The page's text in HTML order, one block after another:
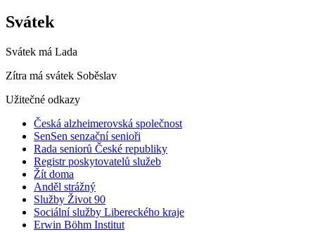
Svátek
Svátek má Lada
Zítra má svátek Soběslav
Užitečné odkazy
Česká alzheimerovská společnost
SenSen senzační senioři
Rada seniorů České republiky
Registr poskytovatelů služeb
Žít doma
Anděl strážný
Služby Život 90
Sociální služby Libereckého kraje
Erwin Böhm Institut